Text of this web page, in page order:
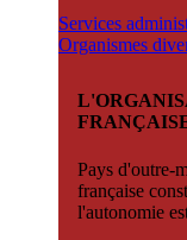
Services
Organismes
Pays d'outre-
française
l'autonomie